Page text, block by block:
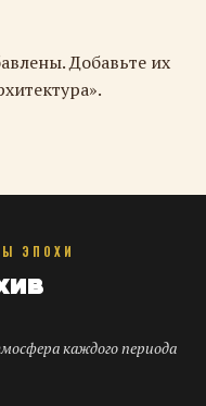
Добавьте их
ЭПОХИ
каждого периода